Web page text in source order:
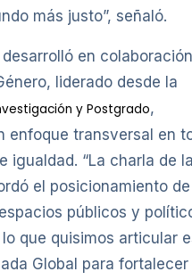
más justo”, señaló.
en
liderado desde la
y Postgrado,
enfoque transversal en
igualdad. “La charla de la
el posicionamiento
públicos y
que quisimos articular
Global para fortalecer